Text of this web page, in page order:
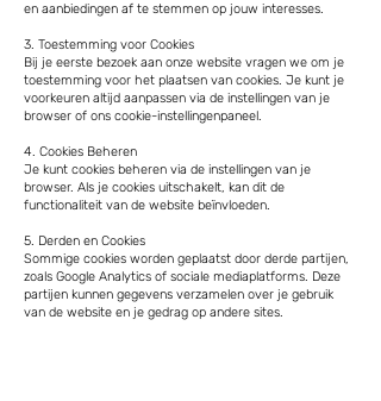
en aanbiedingen af te stemmen op jouw interesses.
3. Toestemming voor Cookies
Bij je eerste bezoek aan onze website vragen we om je
toestemming voor het plaatsen van cookies. Je kunt je
voorkeuren altijd aanpassen via de instellingen van je
browser of ons cookie-instellingenpaneel.
4. Cookies Beheren
Je kunt cookies beheren via de instellingen van je
browser. Als je cookies uitschakelt, kan dit de
functionaliteit van de website beïnvloeden.
5. Derden en Cookies
Sommige cookies worden geplaatst door derde partijen,
zoals Google Analytics of sociale mediaplatforms. Deze
partijen kunnen gegevens verzamelen over je gebruik
van de website en je gedrag op andere sites.